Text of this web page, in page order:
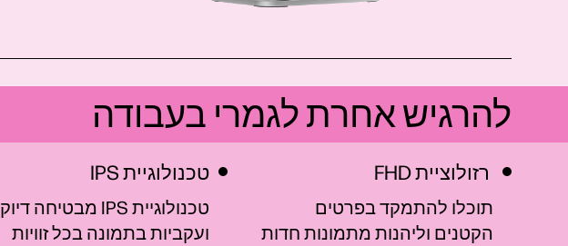
להרגיש אחרת לגמרי בעבודה
תוכלו להתמקד בפרטים
הקטנים וליהנות מתמונות חדות
טכנולוגיית IPS
טכנולוגיית IPS מבטיחה דיוק
ועקביות בתמונה בכל זוויות